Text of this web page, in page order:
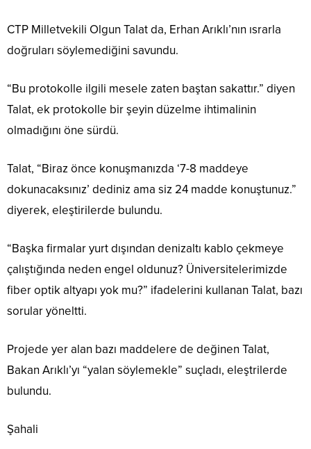
CTP Milletvekili Olgun Talat da, Erhan Arıklı’nın ısrarla
doğruları söylemediğini savundu.
“Bu protokolle ilgili mesele zaten baştan sakattır.” diyen
Talat, ek protokolle bir şeyin düzelme ihtimalinin
olmadığını öne sürdü.
Talat, “Biraz önce konuşmanızda ‘7-8 maddeye
dokunacaksınız’ dediniz ama siz 24 madde konuştunuz.”
diyerek, eleştirilerde bulundu.
“Başka firmalar yurt dışından denizaltı kablo çekmeye
çalıştığında neden engel oldunuz? Üniversitelerimizde
fiber optik altyapı yok mu?” ifadelerini kullanan Talat, bazı
sorular yöneltti.
Projede yer alan bazı maddelere de değinen Talat,
Bakan Arıklı’yı “yalan söylemekle” suçladı, eleştrilerde
bulundu.
Şahali